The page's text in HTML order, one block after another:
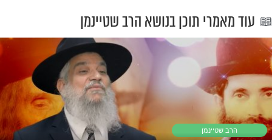
אליו. הוא אמר לו - "בתורה וביידישקייט
שכר לפי המאמץ, לא לפי התוצאות. כל
לענות על שאלה אחת, ולכן הם קבלו
סוכריה אחת. אבל אתה התאמצת ב-3 שאלות, ולכן אתה
לעילוי נשמת הרב אהרון לייב שטיינמן